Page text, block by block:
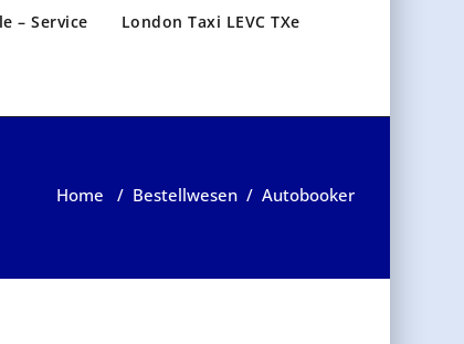
– Service London Taxi LEVC TXe
Home / Bestellwesen / Autobooker